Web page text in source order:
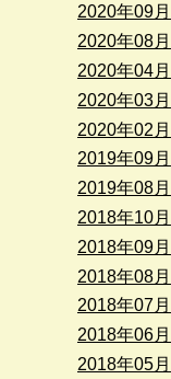
2020年09月
2020年08月
2020年04月
2020年03月
2020年02月
2019年09月
2019年08月
2018年10月
2018年09月
2018年08月
2018年07月
2018年06月
2018年05月